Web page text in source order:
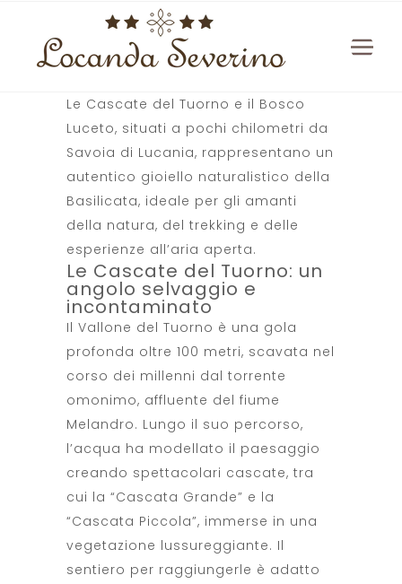
Le Cascate del Tuorno e il Bosco
Luceto, situati a pochi chilometri da
Savoia di Lucania, rappresentano un
autentico gioiello naturalistico della
Basilicata, ideale per gli amanti
della natura, del trekking e delle
esperienze all’aria aperta.
Le Cascate del Tuorno: un
angolo selvaggio e
incontaminato
Il Vallone del Tuorno è una gola
profonda oltre 100 metri, scavata nel
corso dei millenni dal torrente
omonimo, affluente del fiume
Melandro. Lungo il suo percorso,
l’acqua ha modellato il paesaggio
creando spettacolari cascate, tra
cui la “Cascata Grande” e la
“Cascata Piccola”, immerse in una
vegetazione lussureggiante. Il
sentiero per raggiungerle è adatto